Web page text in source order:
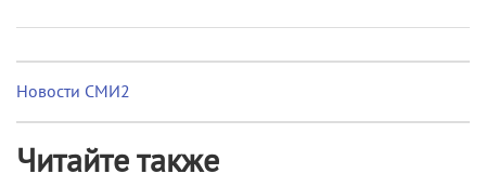
Новости СМИ2
Читайте также